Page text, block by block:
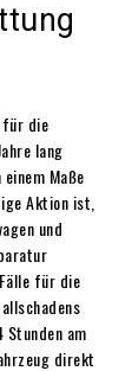
für die
lang
Maße
Aktion ist,
und
für die
Stunden am
direkt